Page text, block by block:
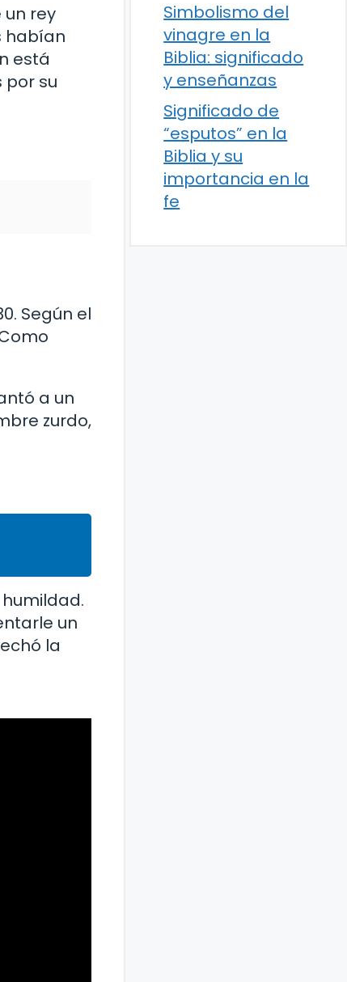
un rey
habían
está
por su
Según el
a un
zurdo,
un
la
Simbolismo del
vinagre en la
Biblia: significado
y enseñanzas
Significado de
“esputos” en la
Biblia y su
importancia en la
fe